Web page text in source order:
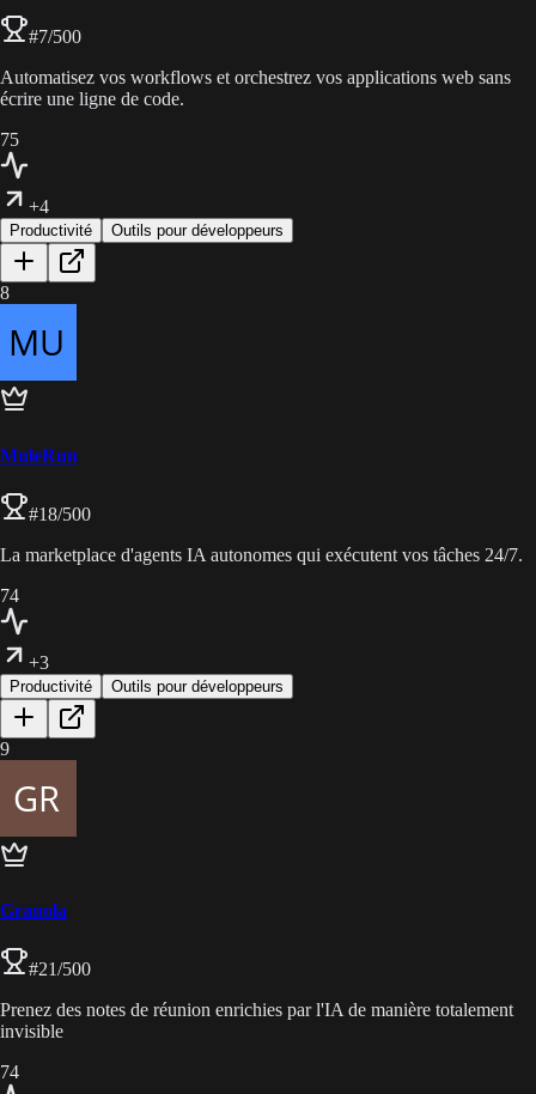
#7/500
Automatisez vos workflows et orchestrez vos applications web sans
écrire une ligne de code.
75
+4
Productivité Outils pour développeurs
8
MuleRun
#18/500
La marketplace d'agents IA autonomes qui exécutent vos tâches 24/7.
74
+3
Productivité Outils pour développeurs
9
Granola
#21/500
Prenez des notes de réunion enrichies par l'IA de manière totalement
invisible
74